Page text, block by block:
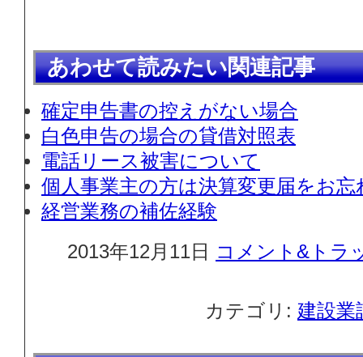
あわせて読みたい関連記事
確定申告書の控えがない場合
白色申告の場合の貸借対照表
電話リース被害について
個人事業主の方は決算変更届をお忘
経営業務の補佐経験
2013年12月11日
コメント&トラ
カテゴリ: 建設業